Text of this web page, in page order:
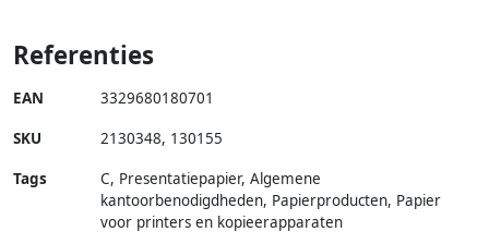
Referenties
EAN 3329680180701
SKU 2130348, 130155
Tags
C, Presentatiepapier, Algemene
kantoorbenodigdheden, Papierproducten, Papier
voor printers en kopieerapparaten